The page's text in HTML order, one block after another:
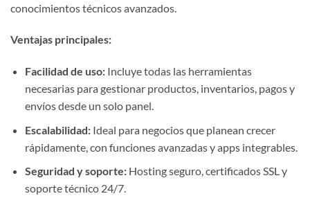
conocimientos técnicos avanzados.
Ventajas principales:
Facilidad de uso:Incluye todas las herramientas
necesarias para gestionar productos, inventarios, pagos y
envíos desde un solo panel.
Escalabilidad:Ideal para negocios que planean crecer
rápidamente, con funciones avanzadas y apps integrables.
Seguridad y soporte:Hosting seguro, certificados SSL y
soporte técnico 24/7.